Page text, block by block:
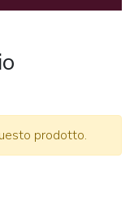
prodotto.